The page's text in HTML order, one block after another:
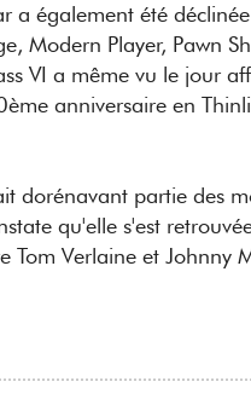
a également été
Modern Player, Pawn
VI a même vu le jour
anniversaire en
dorénavant partie des
qu'elle s'est
Tom Verlaine et Johnny